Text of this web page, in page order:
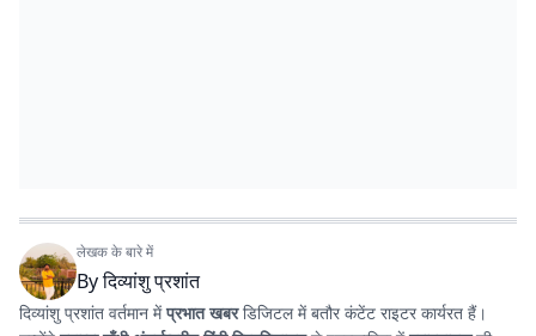
लेखक के बारे में
Byदिव्यांशु प्रशांत
दिव्यांशु प्रशांत वर्तमान मेंप्रभात खबरडिजिटल में बतौर कंटेंट राइटर कार्यरत हैं।